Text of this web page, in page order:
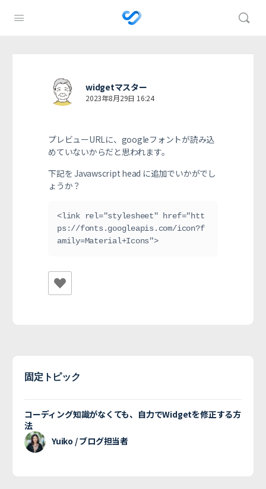
widgetマスター
2023年8月29日 16:24
プレビューURLに、googleフォントが読み込
めていないからだと思われます。
下記を Javawscript head に追加でいかがでし
ょうか？
<link rel="stylesheet" href="htt
ps://fonts.googleapis.com/icon?f
amily=Material+Icons">
固定トピック
コーディング知識がなくても、自力でWidgetを修正する方
法
Yuiko / ブログ担当者